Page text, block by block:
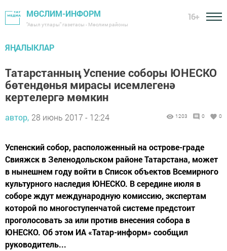
МӨСЛИМ-ИНФОРМ
"Авыл утлары" газетасы - Мөслим районы
16+
ЯҢАЛЫКЛАР
Татарстанның Успение соборы ЮНЕСКО
бөтендөнья мирасы исемлегенә
кертелергә мөмкин
автор, 28 июнь 2017 - 12:24 1203 0 0
Успенский собор, расположенный на острове-граде
Свияжск в Зеленодольском районе Татарстана, может
в нынешнем году войти в Список объектов Всемирного
культурного наследия ЮНЕСКО. В середине июля в
соборе ждут международную комиссию, экспертам
которой по многоступенчатой системе предстоит
проголосовать за или против внесения собора в
ЮНЕСКО. Об этом ИА «Татар-информ» сообщил
руководитель...